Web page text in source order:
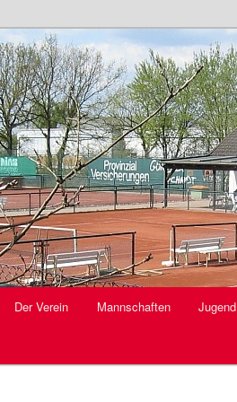
Der Verein Mannschaften Jugend